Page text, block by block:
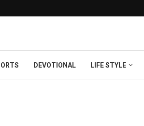
DEVOTIONAL LIFE STYLE